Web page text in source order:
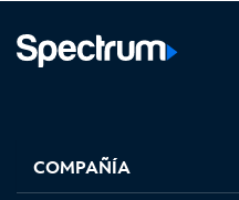
abre
en
abre
en
abre
en
en
COMPAÑÍA